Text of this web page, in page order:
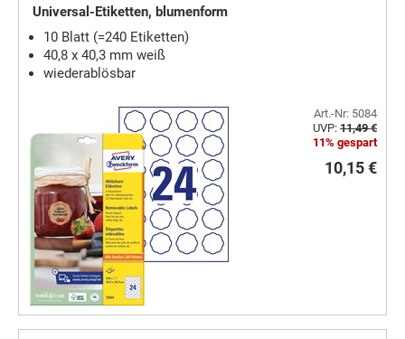
Universal-Etiketten, blumenform
10 Blatt (=240 Etiketten)
40,8 x 40,3 mm weiß
wiederablösbar
Art.-Nr: 5084
UVP: 11,49 €
11% gespart
10,15 €